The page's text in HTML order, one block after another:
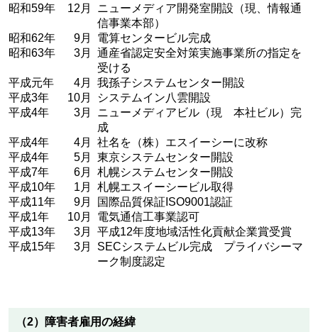
昭和59年
12月 ニューメディア開発室開設（現、情報通
信事業本部）
昭和62年
9月 電算センタービル完成
昭和63年
3月 通産省認定安全対策実施事業所の指定を
受ける
平成元年
4月 我孫子システムセンター開設
平成3年
10月
システムイン八雲開設
平成4年
3月 ニューメディアビル（現 本社ビル）完
成
平成4年
4月 社名を（株）エスイーシーに改称
平成4年
5月 東京システムセンター開設
平成7年
6月 札幌システムセンター開設
平成10年
1月 札幌エスイーシービル取得
平成11年
9月
国際品質保証ISO9001認証
平成1年
10月 電気通信工事業認可
平成13年
3月 平成12年度地域活性化貢献企業賞受賞
平成15年
3月 SECシステムビル完成 プライバシーマ
ーク制度認定
（2）障害者雇用の経緯